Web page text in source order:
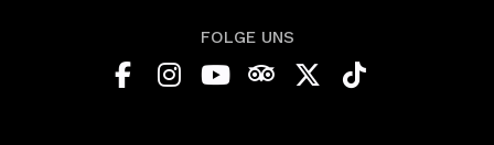
FOLGE UNS